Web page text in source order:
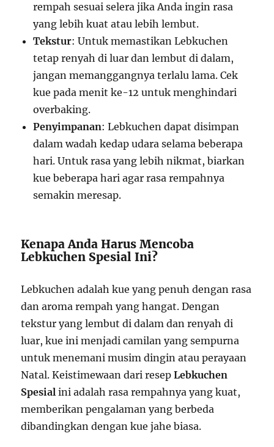
rempah sesuai selera jika Anda ingin rasa
yang lebih kuat atau lebih lembut.
Tekstur: Untuk memastikan Lebkuchen
tetap renyah di luar dan lembut di dalam,
jangan memanggangnya terlalu lama. Cek
kue pada menit ke-12 untuk menghindari
overbaking.
Penyimpanan: Lebkuchen dapat disimpan
dalam wadah kedap udara selama beberapa
hari. Untuk rasa yang lebih nikmat, biarkan
kue beberapa hari agar rasa rempahnya
semakin meresap.
Kenapa Anda Harus Mencoba
Lebkuchen Spesial Ini?
Lebkuchen adalah kue yang penuh dengan rasa
dan aroma rempah yang hangat. Dengan
tekstur yang lembut di dalam dan renyah di
luar, kue ini menjadi camilan yang sempurna
untuk menemani musim dingin atau perayaan
Natal. Keistimewaan dari resepLebkuchen
Spesial ini adalah rasa rempahnya yang kuat,
memberikan pengalaman yang berbeda
dibandingkan dengan kue jahe biasa.